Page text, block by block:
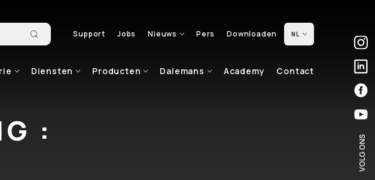
Support Jobs Nieuws Pers Downloaden NL
Diensten Producten Dalemans Academy Contact
:
VOLG ONS